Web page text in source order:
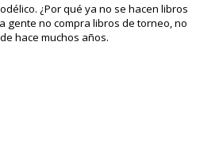
¿Por qué ya no se hacen libros
gente no compra libros de torneo, no
hace muchos años.